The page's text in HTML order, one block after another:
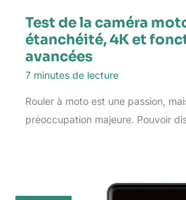
Test de la caméra
étanchéité, 4K et
avancées
7 minutes de lecture
Rouler à moto est une passion,
préoccupation majeure. Pouvoir